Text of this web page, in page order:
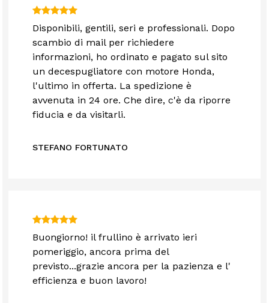
Disponibili, gentili, seri e professionali. Dopo
scambio di mail per richiedere
informazioni, ho ordinato e pagato sul sito
un decespugliatore con motore Honda,
l'ultimo in offerta. La spedizione è
avvenuta in 24 ore. Che dire, c'è da riporre
fiducia e da visitarli.
STEFANO FORTUNATO
Buongiorno! il frullino è arrivato ieri
pomeriggio, ancora prima del
previsto...grazie ancora per la pazienza e l'
efficienza e buon lavoro!